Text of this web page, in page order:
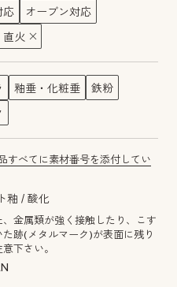
応 オーブン対応
直火
釉垂・化粧垂 鉄粉
すべてに素材番号を添付してい
釉 酸化
金属類が強く接触したり、こす
た跡(メタルマーク)が表面に残り
下さい。